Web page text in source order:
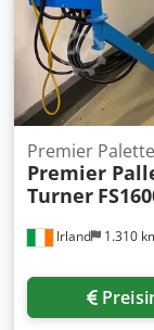
funktionsfähig,
Zustand.
Irland 1.310
Premier
Premier
Turner